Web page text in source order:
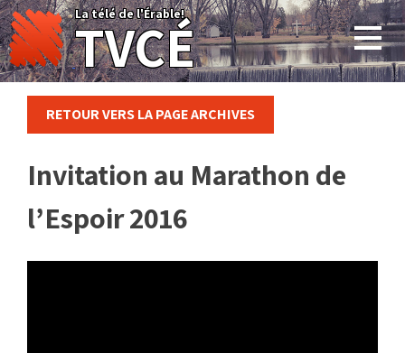
Skip
to
content
La télé de l'Érable!
TVCÉ
RETOUR VERS LA PAGE ARCHIVES
Invitation au Marathon de
l’Espoir 2016